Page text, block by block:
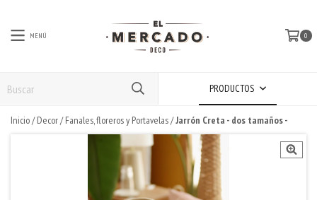
MENÚ 0
PRODUCTOS
Inicio/ Decor/ Fanales, floreros y Portavelas/Jarrón Creta - dos tamaños -